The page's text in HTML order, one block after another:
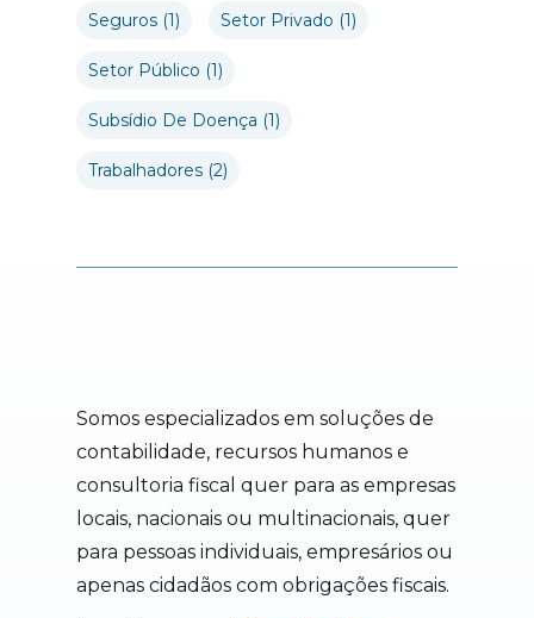
Seguros (1) Setor Privado (1)
Setor Público (1)
Subsídio De Doença (1)
Trabalhadores (2)
Somos especializados em soluções de
contabilidade, recursos humanos e
consultoria fiscal quer para as empresas
locais, nacionais ou multinacionais, quer
para pessoas individuais, empresários ou
apenas cidadãos com obrigações fiscais.